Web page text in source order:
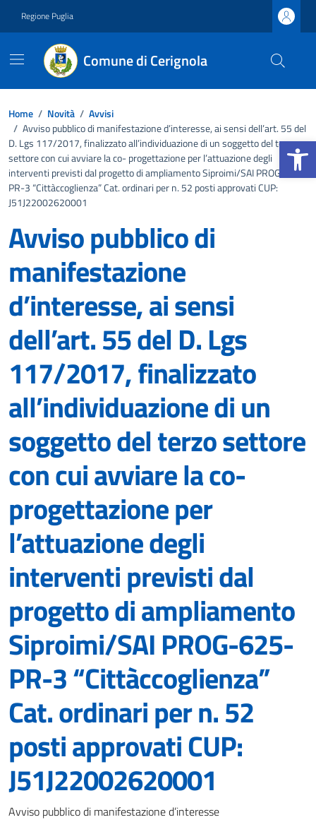
Apri la
Regione Puglia
Comune di Cerignola
Home / Novità / Avvisi
/ Avviso pubblico di manifestazione d’interesse, ai sensi dell’art. 55 del
D. Lgs 117/2017, finalizzato all’individuazione di un soggetto del terzo
settore con cui avviare la co- progettazione per l’attuazione degli
interventi previsti dal progetto di ampliamento Siproimi/SAI PROG-625-
PR-3 “Cittàccoglienza” Cat. ordinari per n. 52 posti approvati CUP:
J51J22002620001
Avviso pubblico di
manifestazione
d’interesse, ai sensi
dell’art. 55 del D. Lgs
117/2017, finalizzato
all’individuazione di un
soggetto del terzo settore
con cui avviare la co-
progettazione per
l’attuazione degli
interventi previsti dal
progetto di ampliamento
Siproimi/SAI PROG-625-
PR-3 “Cittàccoglienza”
Cat. ordinari per n. 52
posti approvati CUP:
J51J22002620001
Dettagli della notizia
Avviso pubblico di manifestazione d’interesse